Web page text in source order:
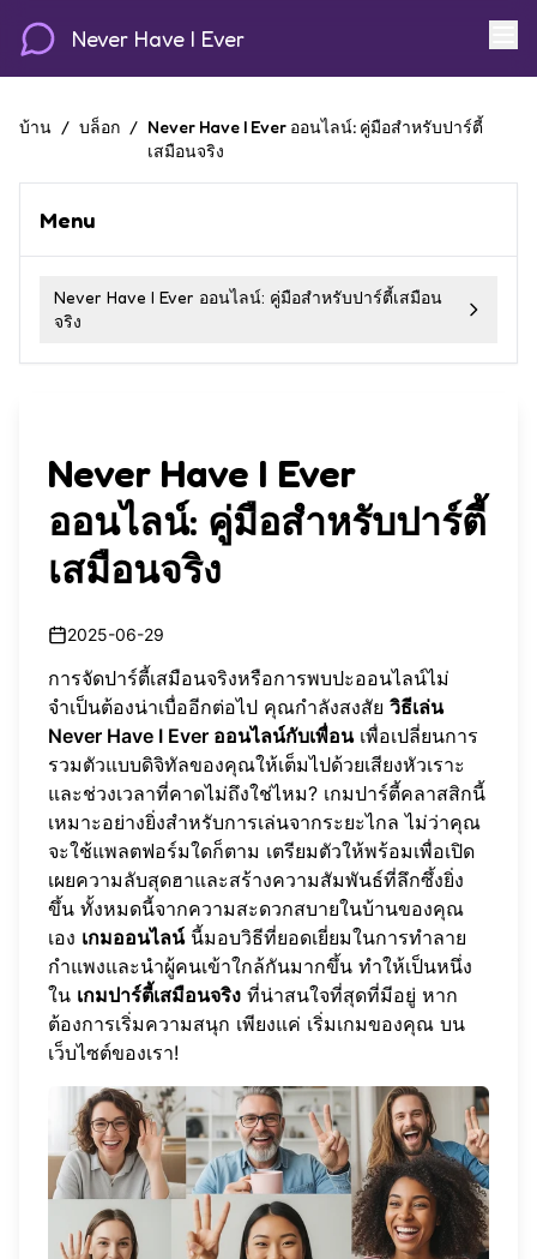
Never Have I Ever
บ้าน / บล็อก / Never Have I Ever ออนไลน์: คู่มือสำหรับปาร์ตี้
เสมือนจริง
Menu
Never Have I Ever ออนไลน์: คู่มือสำหรับปาร์ตี้เสมือน
จริง
Never Have I Ever
ออนไลน์: คู่มือสำหรับปาร์ตี้
เสมือนจริง
2025-06-29
การจัดปาร์ตี้เสมือนจริงหรือการพบปะออนไลน์ไม่
จำเป็นต้องน่าเบื่ออีกต่อไป คุณกำลังสงสัย วิธีเล่น
Never Have I Ever ออนไลน์กับเพื่อนเพื่อเปลี่ยนการ
รวมตัวแบบดิจิทัลของคุณให้เต็มไปด้วยเสียงหัวเราะ
และช่วงเวลาที่คาดไม่ถึงใช่ไหม? เกมปาร์ตี้คลาสสิกนี้
เหมาะอย่างยิ่งสำหรับการเล่นจากระยะไกล ไม่ว่าคุณ
จะใช้แพลตฟอร์มใดก็ตาม เตรียมตัวให้พร้อมเพื่อเปิด
เผยความลับสุดฮาและสร้างความสัมพันธ์ที่ลึกซึ้งยิ่ง
ขึ้น ทั้งหมดนี้จากความสะดวกสบายในบ้านของคุณ
เอง เกมออนไลน์นี้มอบวิธีที่ยอดเยี่ยมในการทำลาย
กำแพงและนำผู้คนเข้าใกล้กันมากขึ้น ทำให้เป็นหนึ่ง
ใน เกมปาร์ตี้เสมือนจริง ที่น่าสนใจที่สุดที่มีอยู่ หาก
ต้องการเริ่มความสนุก เพียงแค่ เริ่มเกมของคุณ บน
เว็บไซต์ของเรา!